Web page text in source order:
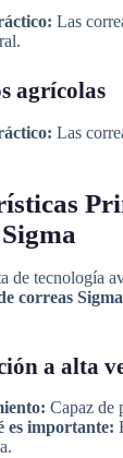
Las
agrícolas
Las
de tecnología
correas Sigma
a alta
Capaz de
es importante: